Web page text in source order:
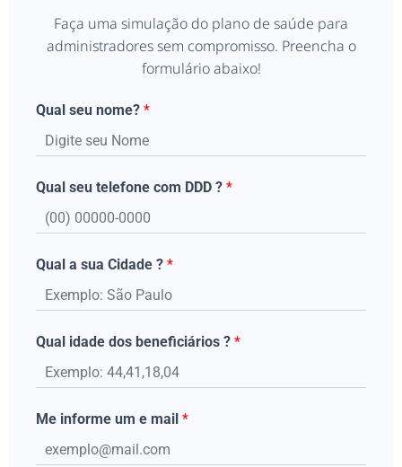
Faça uma simulação do plano de saúde para
administradores sem compromisso. Preencha o
formulário abaixo!
Qual seu nome? *
Qual seu telefone com DDD ? *
Qual a sua Cidade ? *
Qual idade dos beneficiários ? *
Me informe um e mail *